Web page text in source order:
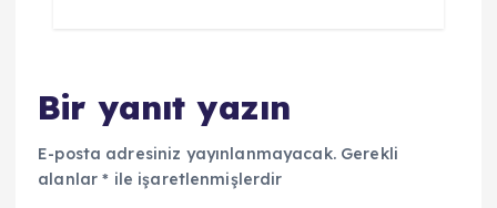
Bir yanıt yazın
E-posta adresiniz yayınlanmayacak. Gerekli
alanlar* ile işaretlenmişlerdir